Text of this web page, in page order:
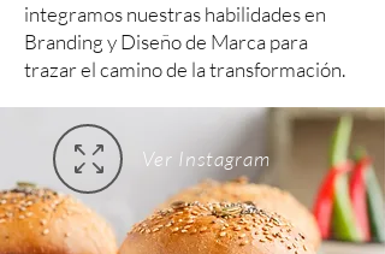
integramos nuestras habilidades en
Branding y Diseño de Marca para
trazar el camino de la transformación.
Ver Instagram